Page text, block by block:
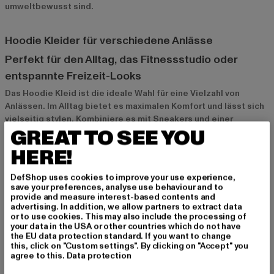
umweltbewusst sind.
Hoodie Kleider für verschiedene Anlässe
Perfekt für den Alltag, das Fitnessstudio oder
entspannte Freizeit-Looks
Das Hoodie Kleid ist die ideale Wahl für eine Vielzahl von
Anlässen. Im Alltag bietet es maximalen Komfort und lässt sich
vielseitig stylen. Kombiniere es mit Sneakers und einer
Crossbody-Tasche für einen entspannten Freizeit-Look. Auch
im Fitnessstudio ist ein Hoodie Kleid eine stylische und
bequeme Option – kombiniert mit Leggings und Sportschuhen
einen lässigen Abend mit Freunden kannst du das Hoodie Kleid
mit einer Jacke und Stiefeln kombinieren.
Die ideale Wahl für lässige, aber stylische Outfits
Hoodie Kleider sind die perfekte Kombination aus Komfort und
Stil. Sie passen zu sportlichen und lässigen Outfits und bieten
GREAT TO SEE YOU
HERE!
DefShop uses cookies to improve your use experience,
save your preferences, analyse use behaviour and to
provide and measure interest-based contents and
advertising. In addition, we allow partners to extract data
or to use cookies. This may also include the processing of
your data in the USA or other countries which do not have
the EU data protection standard. If you want to change
this, click on "Custom settings". By clicking on "Accept" you
agree to this. Data protection